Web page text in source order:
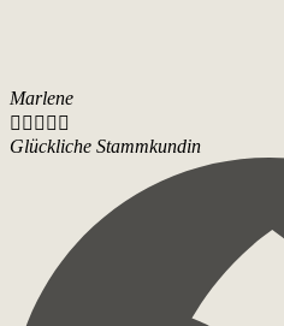
Marlene
    
Glückliche Stammkundin